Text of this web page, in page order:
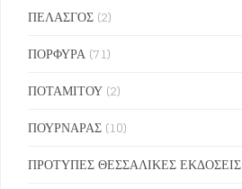
ΠΕΛΑΣΓΟΣ (2)
ΠΟΡΦΥΡΑ (71)
ΠΟΤΑΜΙΤΟΥ (2)
ΠΟΥΡΝΑΡΑΣ (10)
ΠΡΟΤΥΠΕΣ ΘΕΣΣΑΛΙΚΕΣ ΕΚΔΟΣΕΙΣ